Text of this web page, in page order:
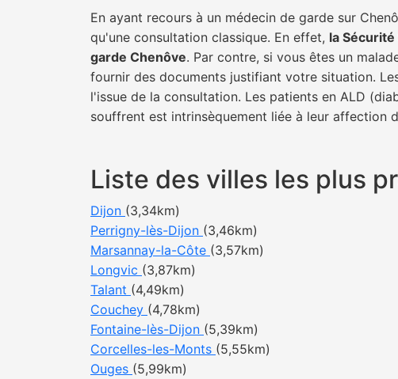
En ayant recours à un médecin de garde sur
qu'une consultation classique. En effet, la
garde Chenôve. Par contre, si vous êtes un
fournir des documents justifiant votre situation.
l'issue de la consultation. Les patients en ALD
souffrent est intrinsèquement liée à leur affection
Liste des villes les plus
Dijon (3,34km)
Perrigny-lès-Dijon (3,46km)
Marsannay-la-Côte (3,57km)
Longvic (3,87km)
Talant (4,49km)
Couchey (4,78km)
Fontaine-lès-Dijon (5,39km)
Corcelles-les-Monts (5,55km)
Ouges (5,99km)